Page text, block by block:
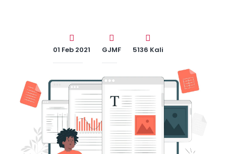
01 Feb 2021 GJMF 5136 Kali